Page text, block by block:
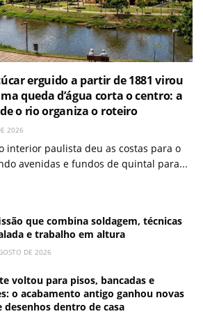
erguido a partir de 1881 virou
queda d’água corta o centro: a
o rio organiza o roteiro
2026
interior paulista deu as costas para o
avenidas e fundos de quintal para...
que combina soldagem, técnicas
e trabalho em altura
DE 2026
voltou para pisos, bancadas e
o acabamento antigo ganhou novas
desenhos dentro de casa